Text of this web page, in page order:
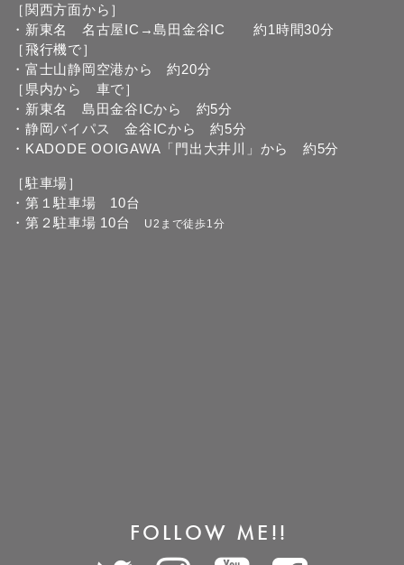
［関西方面から］
・新東名 名古屋IC→島田金谷IC 約1時間30分
［飛行機で］
・富士山静岡空港から 約20分
［県内から 車で］
・新東名 島田金谷ICから 約5分
・静岡バイパス 金谷ICから 約5分
・KADODE OOIGAWA「門出大井川」から 約5分
［駐車場］
・第１駐車場 10台
・第２駐車場 10台
U2まで徒歩1分
FOLLOW ME!!